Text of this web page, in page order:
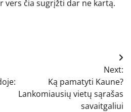
vers čia sugrįžti dar ne kartą.
Next:
Ką pamatyti Kaune?
Lankomiausių vietų sąrašas
savaitgaliui